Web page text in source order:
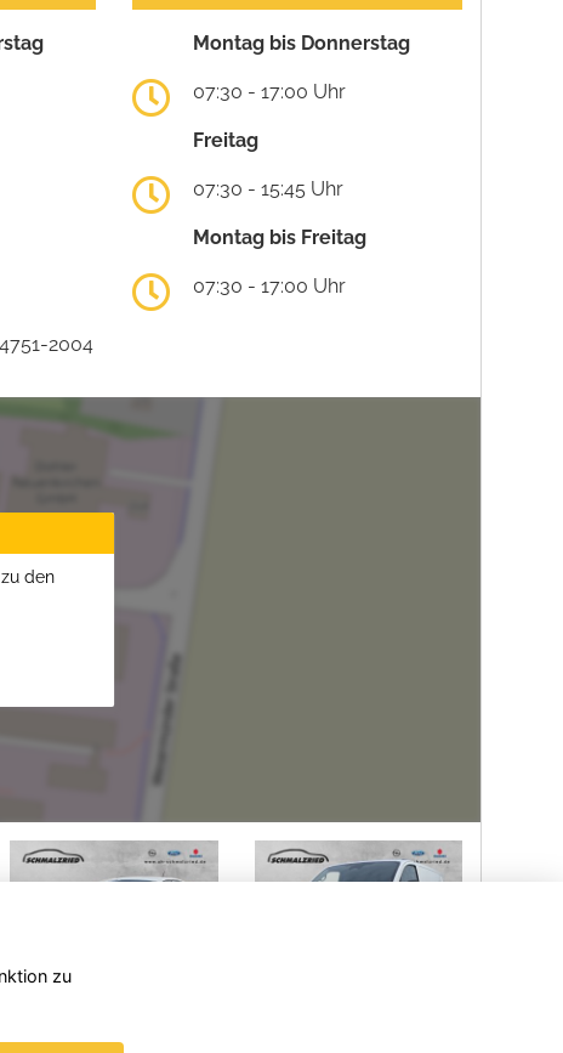
Montag bis Donnerstag
07:30 - 17:00 Uhr
Freitag
07:30 - 15:45 Uhr
Montag bis Freitag
07:30 - 17:00 Uhr
2004
den
zu